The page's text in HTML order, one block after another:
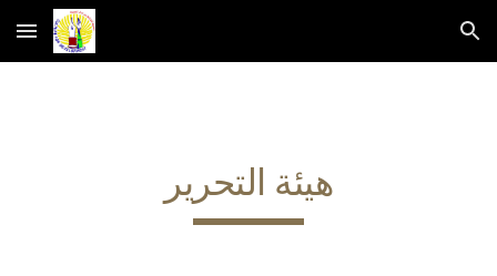
Skip to main content Skip to navigation
هيئة التحرير